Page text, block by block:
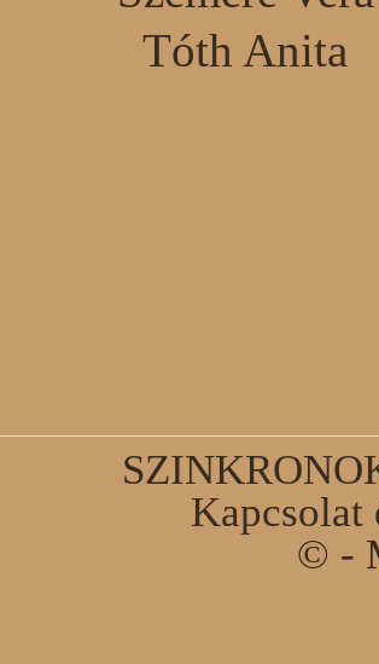
Tóth Anita
© -